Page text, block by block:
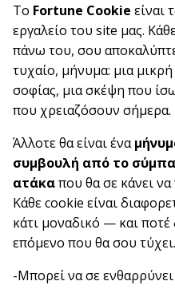
Το Fortune Cookie είναι
εργαλείο του site μας.
πάνω του, σου
τυχαίο, μήνυμα: μια
σοφίας, μια σκέψη που
που χρειαζόσουν σήμερα.
Άλλοτε θα είναι ένα
συμβουλή από το
ατάκαπου θα σε κάνει να
Κάθε cookie είναι
κάτι μοναδικό — και ποτέ
επόμενο που θα σου τύχει.
-Μπορεί να σε ενθαρρύνει